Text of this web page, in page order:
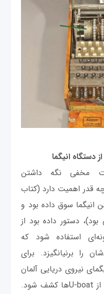
مخفی نگه داشتن
قدر اهمیت دارد (کتاب
انیگما سوق داده ‌بود و
دستور داده ‌بود از
استفاده شود که
را برنیانگیزد. برای
نیروی دریایی آلمان
بارها باعث شد موقعیت برخی از U-boatها کشف شود.